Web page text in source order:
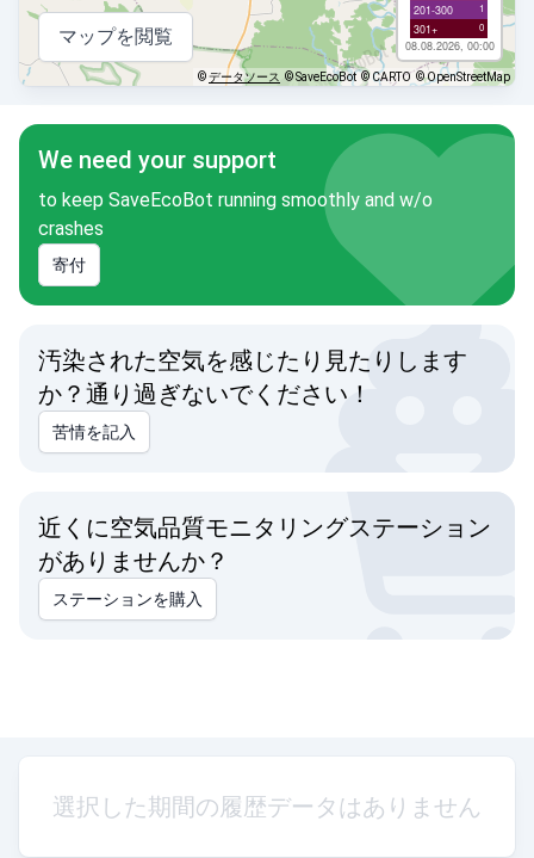
201-300 1
301+ 0
08.08.2026, 00:00
マップを閲覧
©データソース © SaveEcoBot © CARTO © OpenStreetMap
We need your support
to keep SaveEcoBot running smoothly and w/o
crashes
寄付
汚染された空気を感じたり見たりします
か？通り過ぎないでください！
苦情を記入
近くに空気品質モニタリングステーション
がありませんか？
ステーションを購入
選択した期間の履歴データはありません